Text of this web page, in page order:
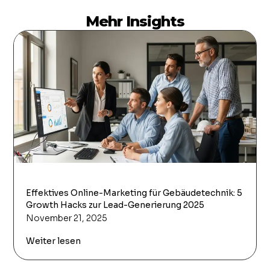
Mehr Insights
Effektives Online-Marketing für Gebäudetechnik: 5
Growth Hacks zur Lead-Generierung 2025
November 21, 2025
Weiter lesen